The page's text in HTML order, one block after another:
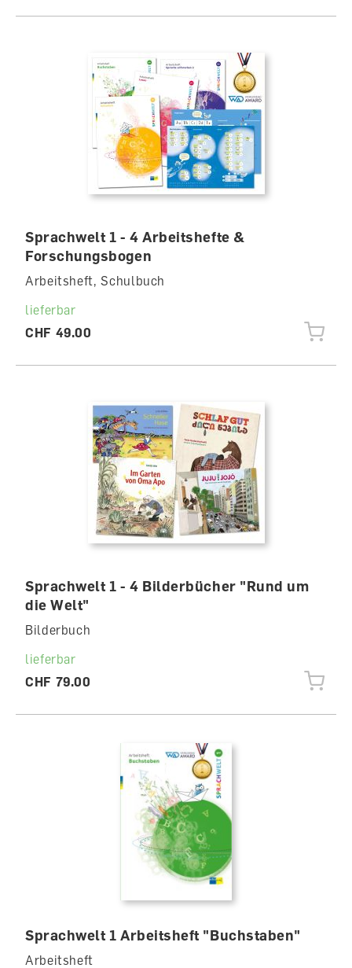
Sprachwelt 1 - 4 Arbeitshefte &
Forschungsbogen
Arbeitsheft, Schulbuch
lieferbar
CHF 49.00
Sprachwelt 1 - 4 Bilderbücher "Rund um
die Welt"
Bilderbuch
lieferbar
CHF 79.00
Sprachwelt 1 Arbeitsheft "Buchstaben"
Arbeitsheft